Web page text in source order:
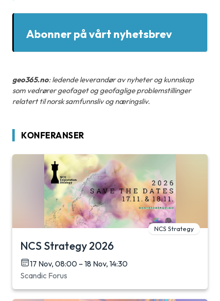
Abonner på vårt nyhetsbrev
geo365.no: ledende leverandør av nyheter og kunnskap
som vedrører geofaget og geofaglige problemstillinger
relatert til norsk samfunnsliv og næringsliv.
KONFERANSER
NCS Strategy
NCS Strategy 2026
17 Nov, 08:00 – 18 Nov, 14:30
Scandic Forus